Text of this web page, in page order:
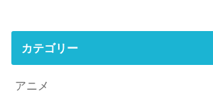
カテゴリー
アニメ